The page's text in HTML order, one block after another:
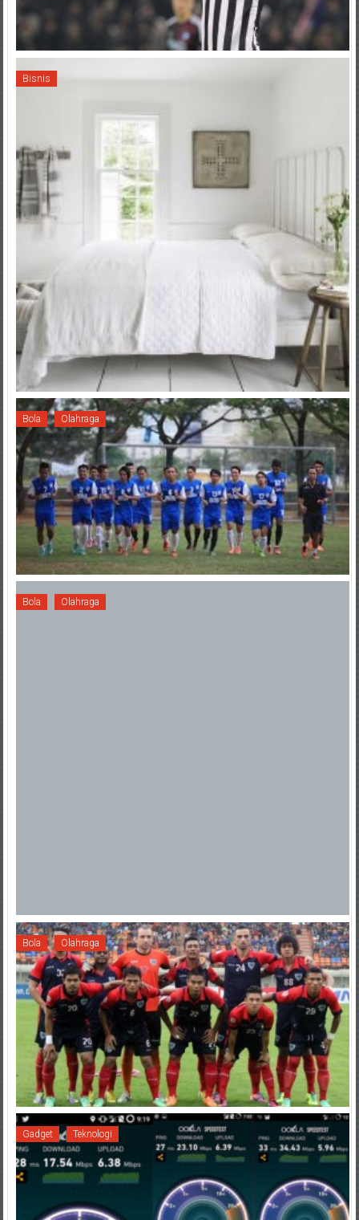
Bisnis
Bola Olahraga
Bola Olahraga
Bola Olahraga
Gadget Teknologi